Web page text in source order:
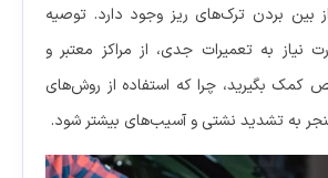
بین بردن ترک‌های ریز وجود دارد. توصیه
به تعمیرات جدی، از مراکز معتبر و
بگیرید، چرا که استفاده از روش‌های
به تشدید نشتی و آسیب‌های بیشتر شود.